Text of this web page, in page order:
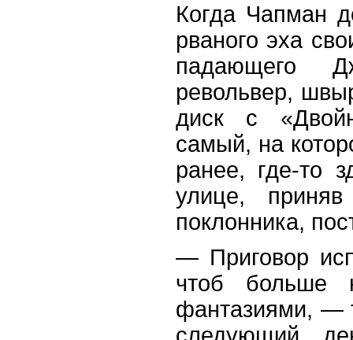
Когда Чапман
рваного эха
падающего
револьвер,
диск с
самый, на
ранее, где-то
улице,
поклонника,
— Приговор
чтоб больше
фантазиями, —